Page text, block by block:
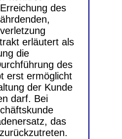
des
erläutert als
die
des
erst ermöglicht
der Kunde
darf. Bei
das